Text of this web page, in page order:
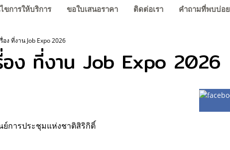
ขการให้บริการ ขอใบเสนอราคา ติดต่อเรา คำถามที่พบบ่อย
ง ที่งาน Job Expo 2026
อง ที่งาน Job Expo 2026
นย์การประชุมแห่งชาติสิริกิติ์